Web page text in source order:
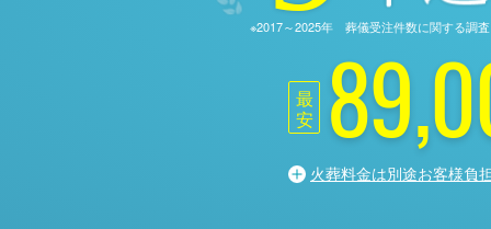
※2017～2025年 葬儀受注件数に関する調
最
安
火葬料金は別途お客様負